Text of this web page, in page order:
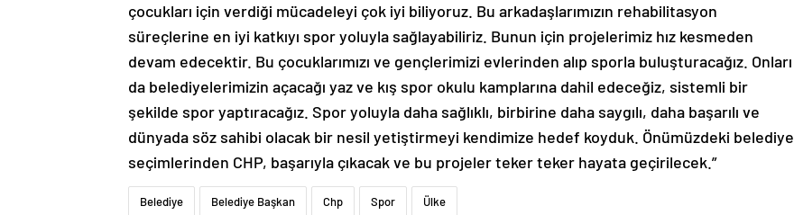
çocukları için verdiği mücadeleyi çok iyi biliyoruz. Bu arkadaşlarımızın rehabilitasyon
süreçlerine en iyi katkıyı spor yoluyla sağlayabiliriz. Bunun için projelerimiz hız kesmeden
devam edecektir. Bu çocuklarımızı ve gençlerimizi evlerinden alıp sporla buluşturacağız. Onları
da belediyelerimizin açacağı yaz ve kış spor okulu kamplarına dahil edeceğiz, sistemli bir
şekilde spor yaptıracağız. Spor yoluyla daha sağlıklı, birbirine daha saygılı, daha başarılı ve
dünyada söz sahibi olacak bir nesil yetiştirmeyi kendimize hedef koyduk. Önümüzdeki belediye
seçimlerinden CHP, başarıyla çıkacak ve bu projeler teker teker hayata geçirilecek.”
Belediye Belediye Başkan Chp Spor Ülke